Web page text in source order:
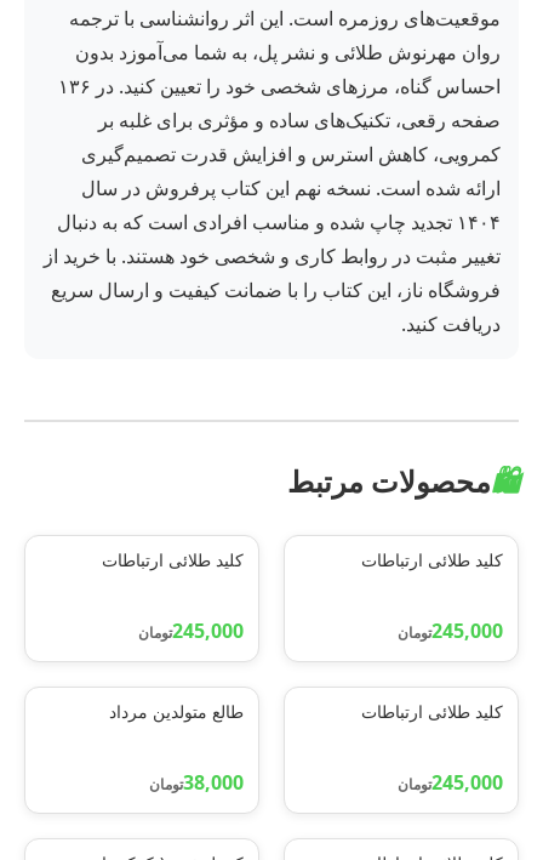
موقعیت‌های روزمره است. این اثر روانشناسی با ترجمه
روان مهرنوش طلائی و نشر پل، به شما می‌آموزد بدون
احساس گناه، مرزهای شخصی خود را تعیین کنید. در ۱۳۶
صفحه رقعی، تکنیک‌های ساده و مؤثری برای غلبه بر
کمرویی، کاهش استرس و افزایش قدرت تصمیم‌گیری
ارائه شده است. نسخه نهم این کتاب پرفروش در سال
۱۴۰۴ تجدید چاپ شده و مناسب افرادی است که به دنبال
تغییر مثبت در روابط کاری و شخصی خود هستند. با خرید از
فروشگاه ناز، این کتاب را با ضمانت کیفیت و ارسال سریع
دریافت کنید.
🛍️محصولات مرتبط
کلید طلائی ارتباطات
245,000تومان
کلید طلائی ارتباطات
245,000تومان
کلید طلائی ارتباطات
245,000تومان
طالع متولدین مرداد
38,000تومان